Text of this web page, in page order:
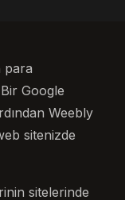
para
Google
Weebly
sitenizde
sitelerinde